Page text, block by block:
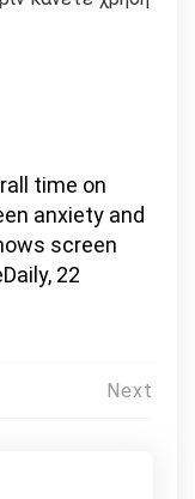
time on
anxiety and
screen
22
Next